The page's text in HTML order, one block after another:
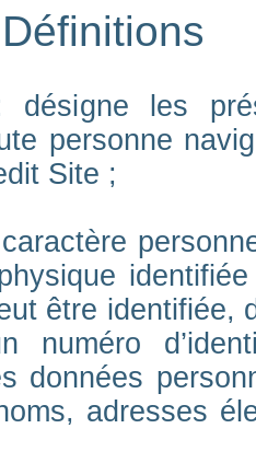
les
personne
Site ;
être identifiée,
numéro
données
adresses